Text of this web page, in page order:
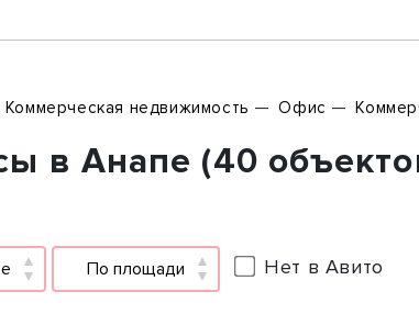
Коммерческая недвижимость Офис
в Анапе (40
По площади Нет в Авито